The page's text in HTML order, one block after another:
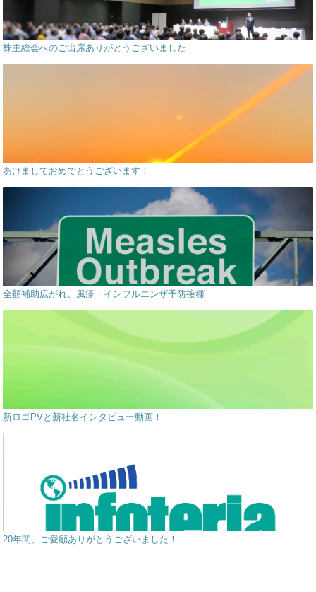
株主総会へのご出席ありがとうございました
あけましておめでとうございます！
全額補助広がれ、風疹・インフルエンザ予防接種
新ロゴPVと新社名インタビュー動画！
20年間、ご愛顧ありがとうございました！